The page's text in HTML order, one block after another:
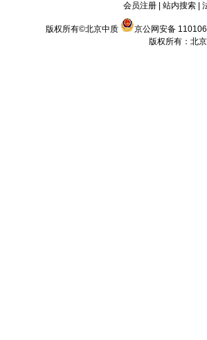
会员注册| 站内搜索|
版权所有©北京中质
京公网安备
版权所有： 北